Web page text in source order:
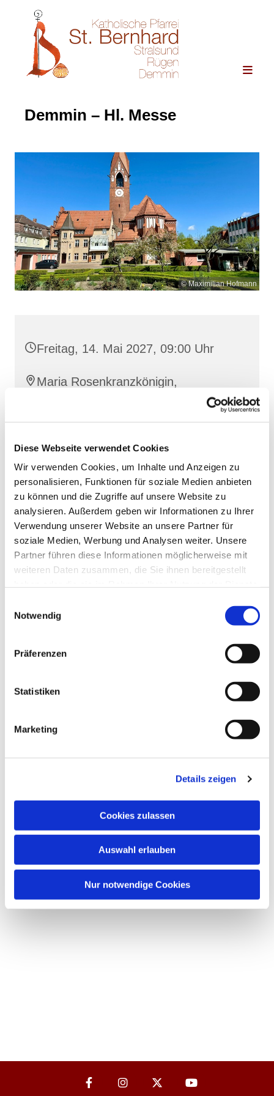
Diese Webseite verwendet Cookies
Wir verwenden Cookies, um Inhalte und Anzeigen zu
personalisieren, Funktionen für soziale Medien anbieten
zu können und die Zugriffe auf unsere Website zu
analysieren. Außerdem geben wir Informationen zu Ihrer
Verwendung unserer Website an unsere Partner für
soziale Medien, Werbung und Analysen weiter. Unsere
Partner führen diese Informationen möglicherweise mit
weiteren Daten zusammen, die Sie ihnen bereitgestellt
Notwendig
Präferenzen
Statistiken
Marketing
Details zeigen
Cookies zulassen
Auswahl erlauben
Nur notwendige Cookies
Demmin – Hl. Messe
© Maximilian Hofmann
Freitag, 14. Mai 2027, 09:00 Uhr
Maria Rosenkranzkönigin,